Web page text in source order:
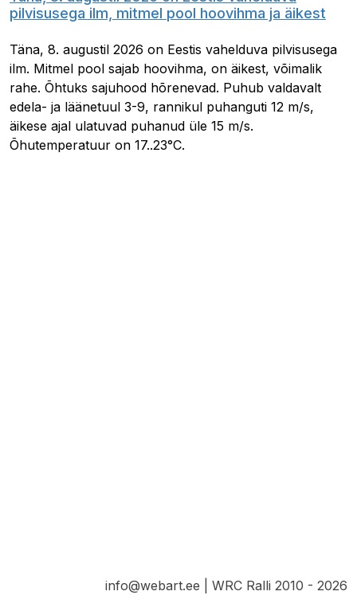
pilvisusega ilm, mitmel pool hoovihma ja äikest
Täna, 8. augustil 2026 on Eestis vahelduva pilvisusega
ilm. Mitmel pool sajab hoovihma, on äikest, võimalik
rahe. Õhtuks sajuhood hõrenevad. Puhub valdavalt
edela- ja läänetuul 3-9, rannikul puhanguti 12 m/s,
äikese ajal ulatuvad puhanud üle 15 m/s.
Õhutemperatuur on 17..23°C.
info@webart.ee | WRC Ralli 2010 - 2026